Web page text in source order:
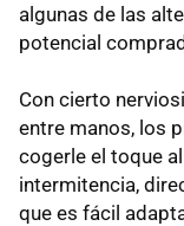
algunas de las
potencial
Con cierto
entre manos, los
cogerle el toque
intermitencia,
que es fácil